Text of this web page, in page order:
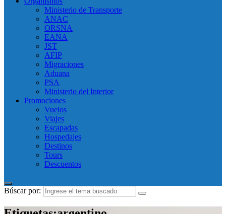
Ministerio de Transporte
ANAC
ORSNA
EANA
JST
AFIP
Migraciones
Aduana
PSA
Ministerio del Interior
Promociones
Vuelos
Viajes
Escapadas
Hospedajes
Destinos
Tours
Descuentos
Búscar por: